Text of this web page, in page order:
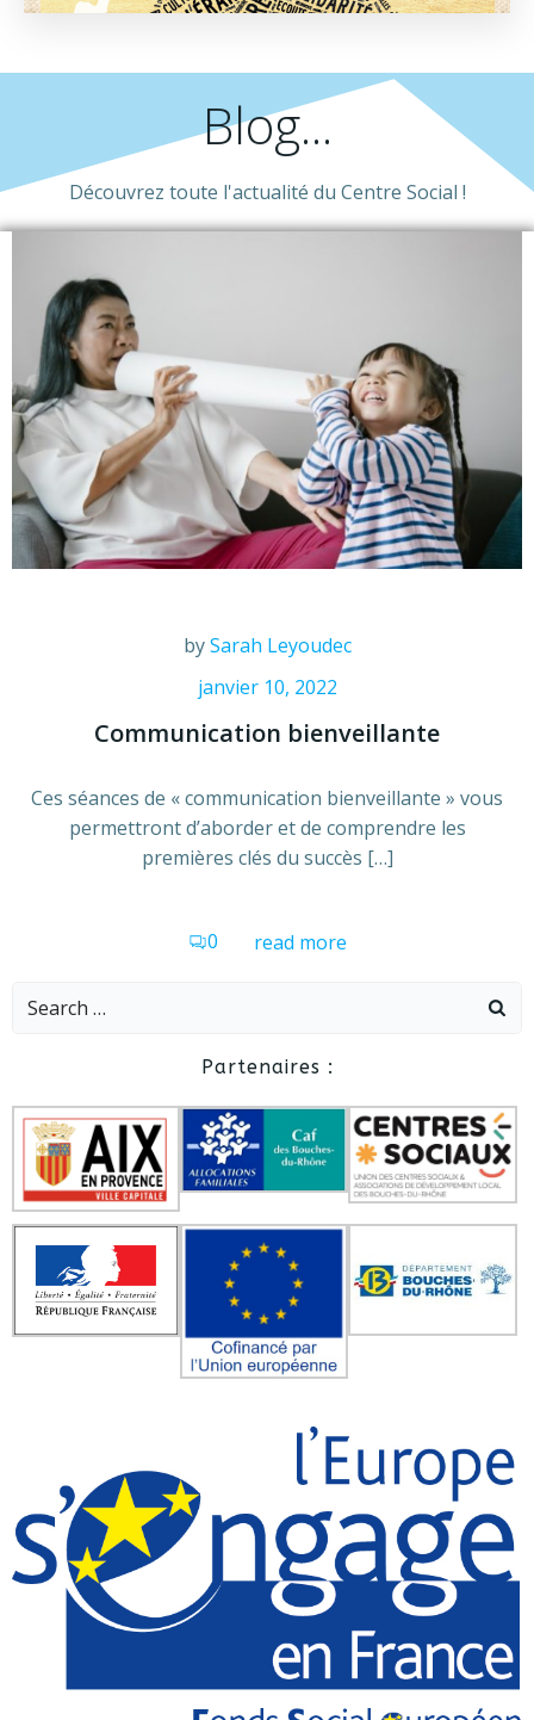
Blog...
Découvrez toute l'actualité du Centre Social !
bySarah Leyoudec
janvier 10, 2022
Communication bienveillante
Ces séances de « communication bienveillante » vous
permettront d’aborder et de comprendre les
premières clés du succès […]
0 read more
Search
Partenaires :